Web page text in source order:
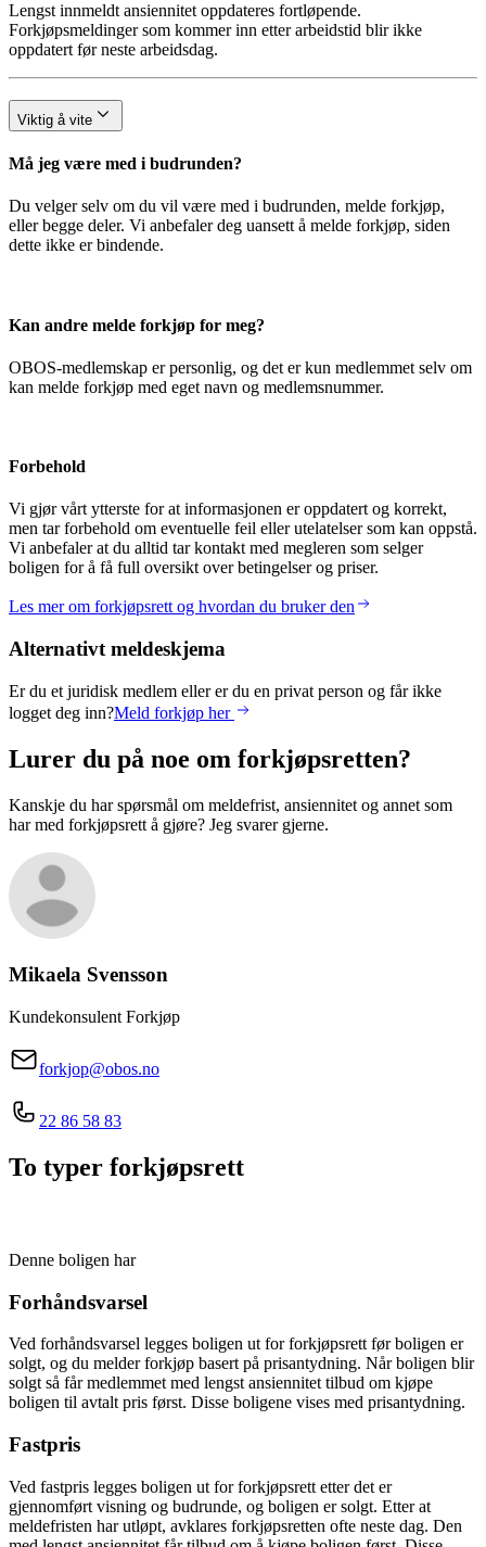
Lengst innmeldt ansiennitet oppdateres fortløpende.
Forkjøpsmeldinger som kommer inn etter arbeidstid blir ikke
oppdatert før neste arbeidsdag.
Viktig å vite
Må jeg være med i budrunden?
Du velger selv om du vil være med i budrunden, melde forkjøp,
eller begge deler. Vi anbefaler deg uansett å melde forkjøp, siden
dette ikke er bindende.
Kan andre melde forkjøp for meg?
OBOS-medlemskap er personlig, og det er kun medlemmet selv om
kan melde forkjøp med eget navn og medlemsnummer.
Forbehold
Vi gjør vårt ytterste for at informasjonen er oppdatert og korrekt,
men tar forbehold om eventuelle feil eller utelatelser som kan oppstå.
Vi anbefaler at du alltid tar kontakt med megleren som selger
boligen for å få full oversikt over betingelser og priser.
Les mer om forkjøpsrett og hvordan du bruker den
Alternativt meldeskjema
Er du et juridisk medlem eller er du en privat person og får ikke
logget deg inn?Meld forkjøp her
Lurer du på noe om forkjøpsretten?
Kanskje du har spørsmål om meldefrist, ansiennitet og annet som
har med forkjøpsrett å gjøre? Jeg svarer gjerne.
Mikaela Svensson
Kundekonsulent Forkjøp
forkjop@obos.no
22 86 58 83
To typer forkjøpsrett
Denne boligen har
Forhåndsvarsel
Ved forhåndsvarsel legges boligen ut for forkjøpsrett før boligen er
solgt, og du melder forkjøp basert på prisantydning. Når boligen blir
solgt så får medlemmet med lengst ansiennitet tilbud om kjøpe
boligen til avtalt pris først. Disse boligene vises med prisantydning.
Fastpris
Ved fastpris legges boligen ut for forkjøpsrett etter det er
gjennomført visning og budrunde, og boligen er solgt. Etter at
meldefristen har utløpt, avklares forkjøpsretten ofte neste dag. Den